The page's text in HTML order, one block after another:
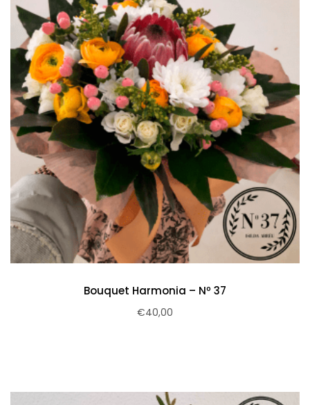
Bouquet Harmonia – Nº 37
€40,00